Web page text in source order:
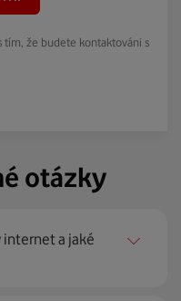
tím, že budete kontaktováni s
otázky
a jaké